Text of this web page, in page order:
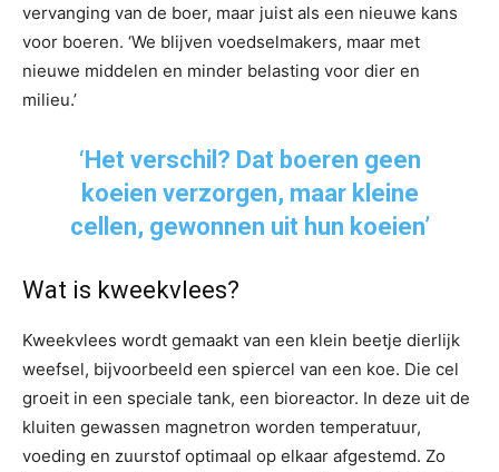
vervanging van de boer, maar juist als een nieuwe kans
voor boeren. ‘We blijven voedselmakers, maar met
nieuwe middelen en minder belasting voor dier en
milieu.’
‘Het verschil? Dat boeren geen
koeien verzorgen, maar kleine
cellen, gewonnen uit hun koeien’
Wat is kweekvlees?
Kweekvlees wordt gemaakt van een klein beetje dierlijk
weefsel, bijvoorbeeld een spiercel van een koe. Die cel
groeit in een speciale tank, een bioreactor. In deze uit de
kluiten gewassen magnetron worden temperatuur,
voeding en zuurstof optimaal op elkaar afgestemd. Zo